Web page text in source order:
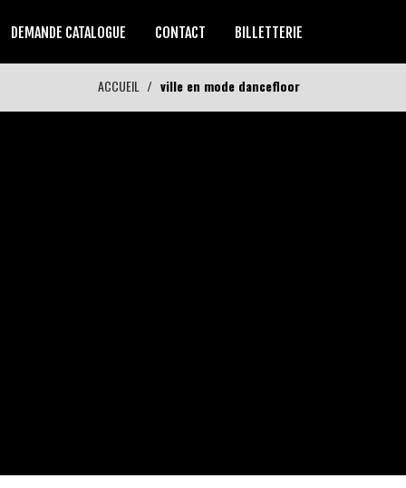
DEMANDE CATALOGUE CONTACT BILLETTERIE
ACCUEIL ville en mode dancefloor